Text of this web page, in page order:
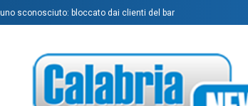
sconosciuto: bloccato dai clienti del bar